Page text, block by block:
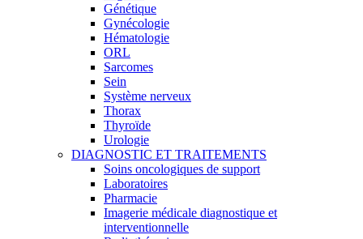
Génétique
Gynécologie
Hématologie
ORL
Sarcomes
Sein
Système nerveux
Thorax
Thyroïde
Urologie
DIAGNOSTIC ET TRAITEMENTS
Soins oncologiques de support
Laboratoires
Pharmacie
Imagerie médicale diagnostique et
interventionnelle